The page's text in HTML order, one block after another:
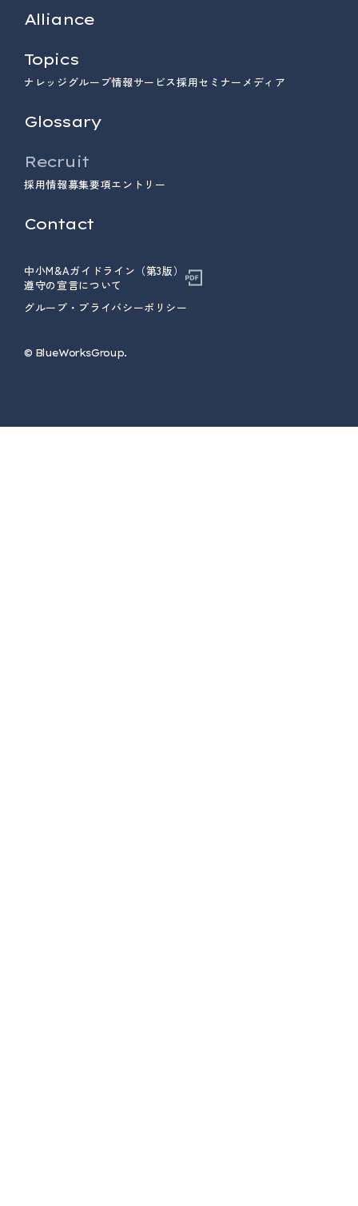
Alliance
Topics
ナレッジ グループ情報サービス採用セミナー メディア
Glossary
Recruit
採用情報募集要項エントリー
Contact
中小M&Aガイドライン（第3版）
遵守の宣言について
グループ・プライバシーポリシー
© ︎BlueWorksGroup.